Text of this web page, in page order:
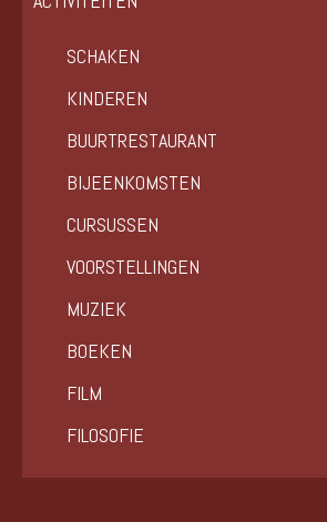
SCHAKEN
KINDEREN
BUURTRESTAURANT
BIJEENKOMSTEN
CURSUSSEN
VOORSTELLINGEN
MUZIEK
BOEKEN
FILM
FILOSOFIE